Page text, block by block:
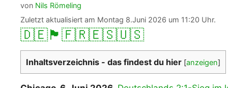
Alle Nationalspieler der FIFA Fußball WM
2026
WM 2026 Qualifikation in Europa: Tabelle
& Spielplan
Ausfüllen &
Fußball WM
PDF zum
von Nils Römeling
Zuletzt aktualisiert am Montag 8.Juni 2026 um 11:20 Uhr.
🇩🇪🏴󠁧󠁢󠁥󠁮󠁧󠁿🇫🇷🇪🇸🇺🇸
Inhaltsverzeichnis - das findest du hier [anzeigen]